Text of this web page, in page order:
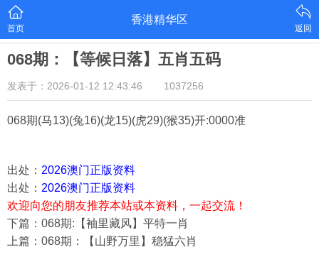
首页
香港精华区
返回
068期：【等候日落】五肖五码
发表于：2026-01-12 12:43:46 1037256
068期(马13)(兔16)(龙15)(虎29)(猴35)开:0000准
出处： 2026澳门正版资料
出处： 2026澳门正版资料
欢迎向您的朋友推荐本站或本资料，一起交流！
下篇：068期:【袖里藏风】平特一肖
上篇：068期：【山野万里】稳猛六肖